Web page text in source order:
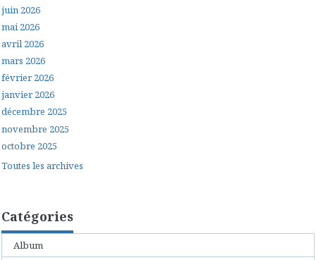
juin 2026
mai 2026
avril 2026
mars 2026
février 2026
janvier 2026
décembre 2025
novembre 2025
octobre 2025
Toutes les archives
Catégories
Album